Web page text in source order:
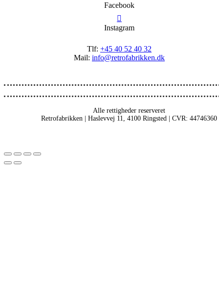
Facebook
Instagram
Tlf: +45 40 52 40 32
Mail: info@retrofabrikken.dk
Alle rettigheder reserveret
Retrofabrikken | Haslevvej 11, 4100 Ringsted | CVR: 44746360